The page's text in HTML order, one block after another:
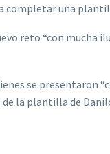
una
reto “con mucha
se presentaron
la plantilla de